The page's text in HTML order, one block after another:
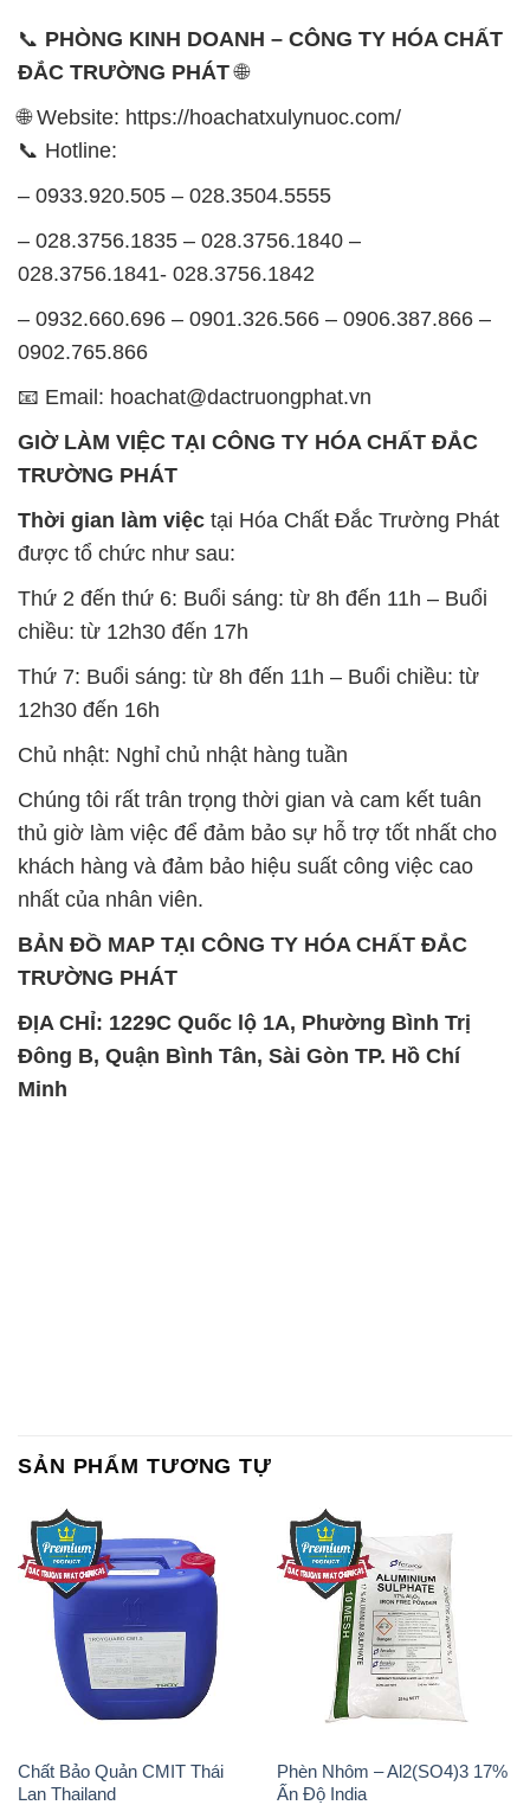
📞 PHÒNG KINH DOANH – CÔNG TY HÓA CHẤT
ĐẮC TRƯỜNG PHÁT🌐
🌐 Website: https://hoachatxulynuoc.com/
📞 Hotline:
– 0933.920.505 – 028.3504.5555
– 028.3756.1835 – 028.3756.1840 –
028.3756.1841- 028.3756.1842
– 0932.660.696 – 0901.326.566 – 0906.387.866 –
0902.765.866
📧 Email: hoachat@dactruongphat.vn
GIỜ LÀM VIỆC TẠI CÔNG TY HÓA CHẤT ĐẮC
TRƯỜNG PHÁT
Thời gian làm việc tại Hóa Chất Đắc Trường Phát
được tổ chức như sau:
Thứ 2 đến thứ 6: Buổi sáng: từ 8h đến 11h – Buổi
chiều: từ 12h30 đến 17h
Thứ 7: Buổi sáng: từ 8h đến 11h – Buổi chiều: từ
12h30 đến 16h
Chủ nhật: Nghỉ chủ nhật hàng tuần
Chúng tôi rất trân trọng thời gian và cam kết tuân
thủ giờ làm việc để đảm bảo sự hỗ trợ tốt nhất cho
khách hàng và đảm bảo hiệu suất công việc cao
nhất của nhân viên.
BẢN ĐỒ MAP TẠI CÔNG TY HÓA CHẤT ĐẮC
TRƯỜNG PHÁT
ĐỊA CHỈ: 1229C Quốc lộ 1A, Phường Bình Trị
Đông B, Quận Bình Tân, Sài Gòn TP. Hồ Chí
Minh
SẢN PHẨM TƯƠNG TỰ
Chất Bảo Quản CMIT Thái
Lan Thailand
Phèn Nhôm – Al2(SO4)3 17%
Ấn Độ India